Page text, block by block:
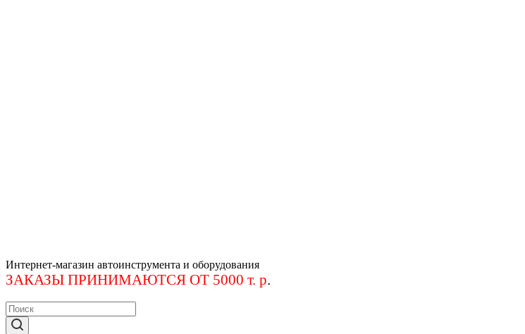
Интернет-магазин автоинструмента и оборудования
ЗАКАЗЫ ПРИНИМАЮТСЯ ОТ 5000 т. р.